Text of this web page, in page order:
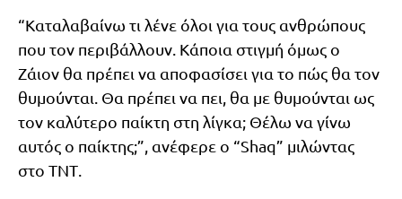
“Καταλαβαίνω τι λένε όλοι για τους ανθρώπους
που τον περιβάλλουν. Κάποια στιγμή όμως ο
Ζάιον θα πρέπει να αποφασίσει για το πώς θα τον
θυμούνται. Θα πρέπει να πει, θα με θυμούνται ως
τον καλύτερο παίκτη στη λίγκα; Θέλω να γίνω
αυτός ο παίκτης;”, ανέφερε ο “Shaq” μιλώντας
στο ΤΝΤ.